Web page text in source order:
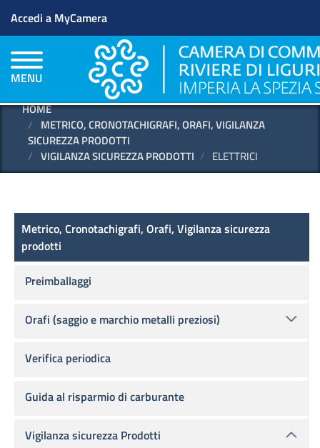
contenuto
principale
Menu profilo utente
Accedi a MyCamera
MENU
HOME
METRICO, CRONOTACHIGRAFI, ORAFI, VIGILANZA
SICUREZZA PRODOTTI
VIGILANZA SICUREZZA PRODOTTI
ELETTRICI
Metrico, Cronotachigrafi, Orafi, Vigilanza
Metrico, Cronotachigrafi, Orafi, Vigilanza sicurezza
prodotti
Preimballaggi
Orafi (saggio e marchio metalli preziosi)
Verifica periodica
Guida al risparmio di carburante
Vigilanza sicurezza Prodotti